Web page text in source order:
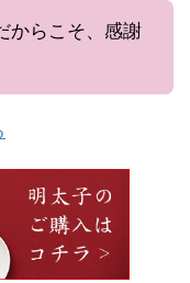
からこそ、感謝